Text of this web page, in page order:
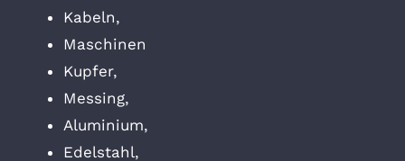
Kabeln,
Maschinen
Kupfer,
Messing,
Aluminium,
Edelstahl,